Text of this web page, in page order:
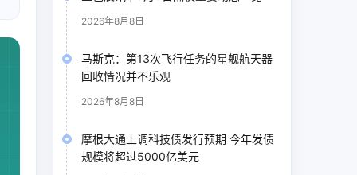
2026年8月8日
马斯克：第13次飞行任务的星舰航天器
回收情况并不乐观
2026年8月8日
摩根大通上调科技债发行预期 今年发债
规模将超过5000亿美元